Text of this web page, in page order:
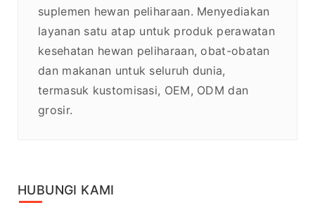
suplemen hewan peliharaan. Menyediakan
layanan satu atap untuk produk perawatan
kesehatan hewan peliharaan, obat-obatan
dan makanan untuk seluruh dunia,
termasuk kustomisasi, OEM, ODM dan
grosir.
HUBUNGI KAMI